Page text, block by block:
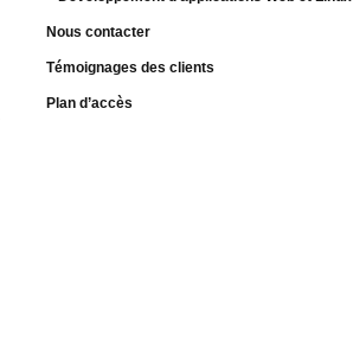
Nous contacter
Témoignages des clients
Plan d’accès